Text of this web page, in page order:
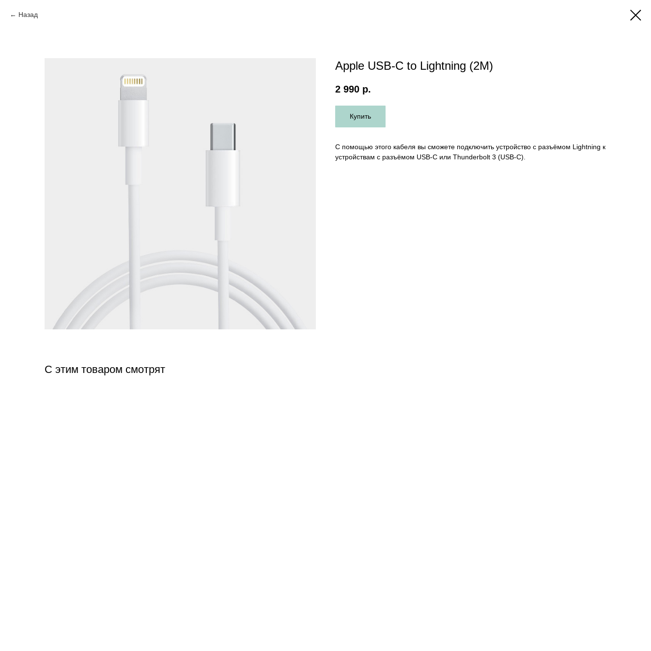
Назад
Apple USB-C to Lightning (2M)
2 990 р.
Купить
C помощью этого кабеля вы сможете подключить устройство с разъёмом Lightning к
устройствам с разъёмом USB‑C или Thunderbolt 3 (USB‑C).
С этим товаром смотрят